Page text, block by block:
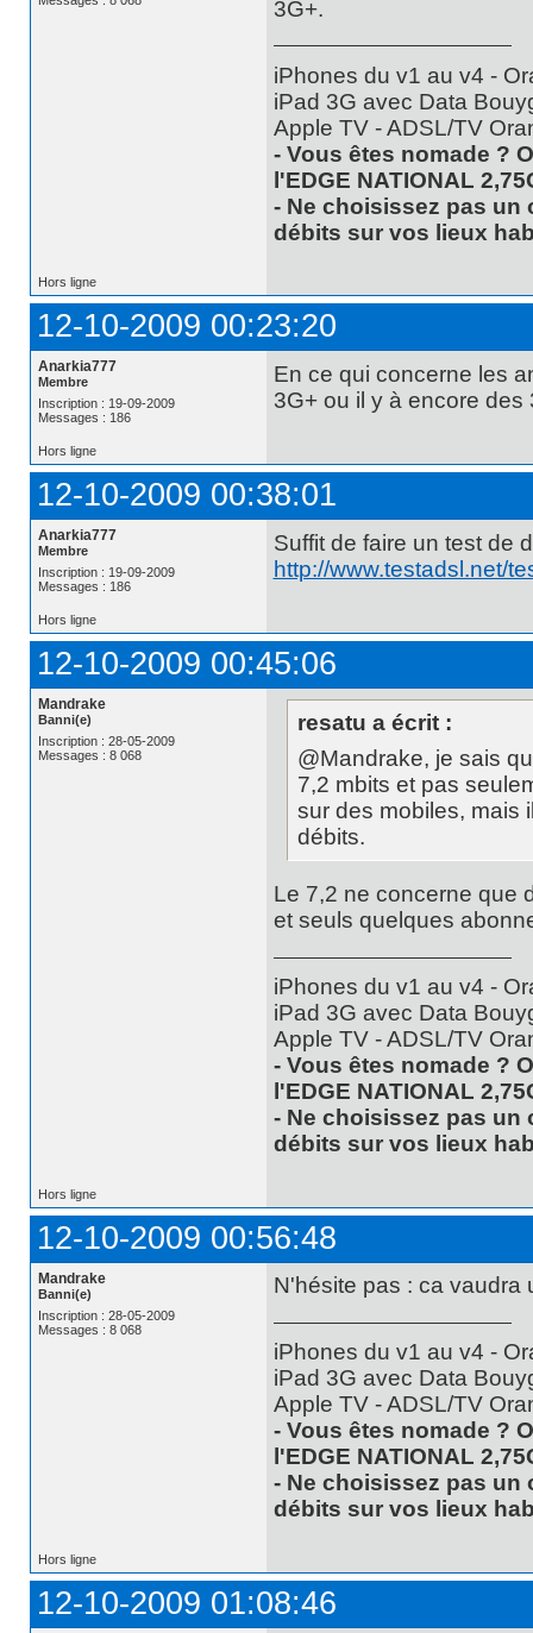
3G+.
iPhones du v1 au v4 -
iPad 3G avec Data
Apple TV - ADSL/TV
- Vous êtes nomade ?
l'EDGE NATIONAL
- Ne choisissez pas un
débits sur vos lieux
Hors ligne
12-10-2009 00:23:20
Anarkia777
Membre
Inscription : 19-09-2009
Messages : 186
En ce qui concerne les
3G+ ou il y à encore des
Hors ligne
12-10-2009 00:38:01
Anarkia777
Membre
Inscription : 19-09-2009
Messages : 186
Suffit de faire un test de
http://www.testadsl.net/
Hors ligne
12-10-2009 00:45:06
Mandrake
Banni(e)
Inscription : 28-05-2009
Messages : 8 068
resatu a écrit :
@Mandrake, je sais
7,2 mbits et pas
sur des mobiles, mais
débits.
Le 7,2 ne concerne que
et seuls quelques
iPhones du v1 au v4 -
iPad 3G avec Data
Apple TV - ADSL/TV
- Vous êtes nomade ?
l'EDGE NATIONAL
- Ne choisissez pas un
débits sur vos lieux
Hors ligne
12-10-2009 00:56:48
Mandrake
Banni(e)
Inscription : 28-05-2009
Messages : 8 068
N'hésite pas : ca vaudra
iPhones du v1 au v4 -
iPad 3G avec Data
Apple TV - ADSL/TV
- Vous êtes nomade ?
l'EDGE NATIONAL
- Ne choisissez pas un
débits sur vos lieux
Hors ligne
12-10-2009 01:08:46